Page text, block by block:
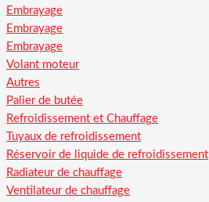
Embrayage
Embrayage
Embrayage
Volant moteur
Autres
Palier de butée
Refroidissement et Chauffage
Tuyaux de refroidissement
Réservoir de liquide de refroidissement
Radiateur de chauffage
Ventilateur de chauffage